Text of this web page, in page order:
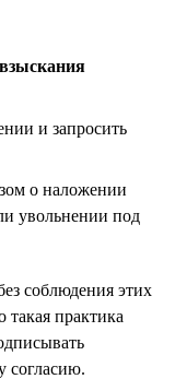
и запросить
о наложении
увольнении под
соблюдения этих
практика
согласию.